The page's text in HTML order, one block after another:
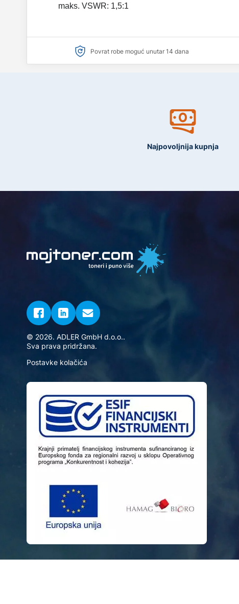
maks. VSWR: 1,5:1
Povrat robe moguć unutar 14 dana
Najpovoljnija kupnja
© 2026. ADLER GmbH d.o.o..
Sva prava pridržana.
Postavke kolačića